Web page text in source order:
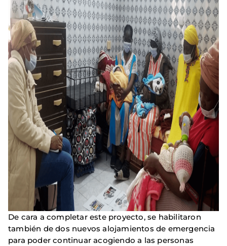
De cara a completar este proyecto, se habilitaron
también de dos nuevos alojamientos de emergencia
para poder continuar acogiendo a las personas